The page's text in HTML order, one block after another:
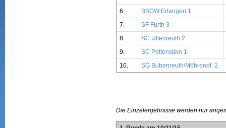
6.
BSGW Erlangen 1
7.
SF Fürth 3
8.
SC Uttenreuth 2
9.
SC Pottenstein 1
10.
SG Bubenreuth/Möhrendf. 2
Die Einzelergebnisse werden nur